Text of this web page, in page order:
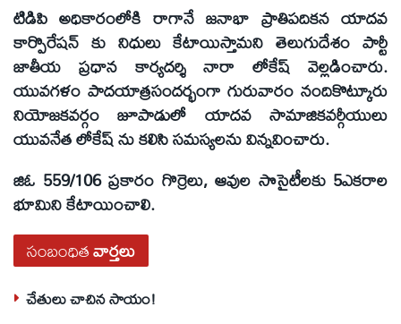
టిడిపి అధికారంలోకి రాగానే జనాభా ప్రాతిపదికన యాదవ
కార్పొరేషన్ కు నిధులు కేటాయిస్తామని తెలుగుదేశం పార్టీ
జాతీయ ప్రధాన కార్యదర్శి నారా లోకేష్ వెల్లడించారు.
యువగళం పాదయాత్రసందర్భంగా గురువారం నందికొట్కూరు
నియోజకవర్గం జూపాడులో యాదవ సామాజికవర్గీయులు
యువనేత లోకేష్ ను కలిసి సమస్యలను విన్నవించారు.
జిఓ 559/106 ప్రకారం గొర్రెలు, ఆవుల సొసైటీలకు 5ఎకరాల
భూమిని కేటాయించాలి.
సంబంధితవార్తలు
చేతులు చాచిన సాయం!